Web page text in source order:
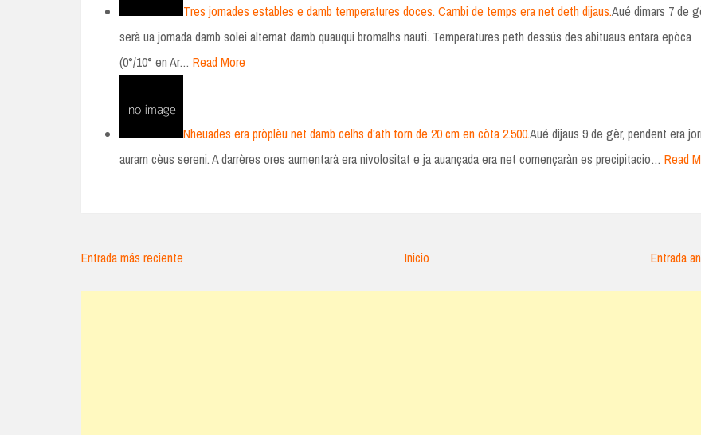
Tres jornades estables e damb temperatures doces. Cambi de temps era net deth dijaus.Aué dimars 7 de
serà ua jornada damb solei alternat damb quauqui bromalhs nauti. Temperatures peth dessús des abituaus entara epòca
(0°/10° en Ar… Read More
Nheuades era pròplèu net damb celhs d'ath torn de 20 cm en còta 2.500.Aué dijaus 9 de gèr, pendent era
auram cèus sereni. A darrères ores aumentarà era nivolositat e ja auançada era net començaràn es precipitacio… Read
Entrada más reciente Entrada
Inicio